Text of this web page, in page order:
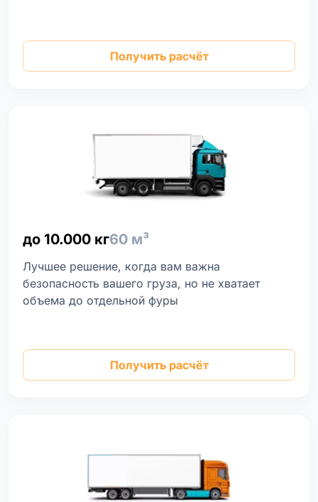
Получить расчёт
до 10.000 кг60 м³
Лучшее решение, когда вам важна
безопасность вашего груза, но не хватает
объема до отдельной фуры
Получить расчёт